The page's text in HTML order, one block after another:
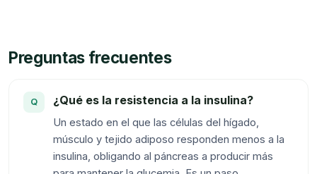
Preguntas frecuentes
¿Qué es la resistencia a la insulina?
Un estado en el que las células del hígado,
músculo y tejido adiposo responden menos a la
insulina, obligando al páncreas a producir más